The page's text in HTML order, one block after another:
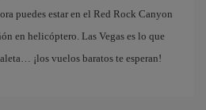
puedes estar en el Red Rock Canyon
en helicóptero. Las Vegas es lo que
¡los vuelos baratos te esperan!